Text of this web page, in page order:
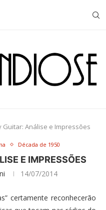
Guitar: Análise e Impressões
Década de 1950
E IMPRESSÕES
14/07/2014
certamente reconhecerão